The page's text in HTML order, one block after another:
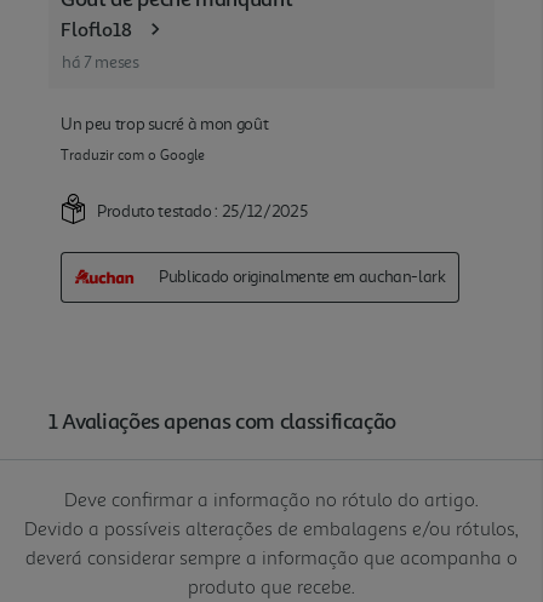
Deve confirmar a informação no rótulo do artigo.
Devido a possíveis alterações de embalagens e/ou rótulos,
deverá considerar sempre a informação que acompanha o
produto que recebe.